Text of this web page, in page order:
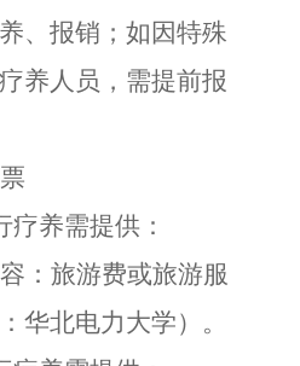
、报销；如因特殊
养人员，需提前报
疗养需提供：
：旅游费或旅游服
华北电力大学）。